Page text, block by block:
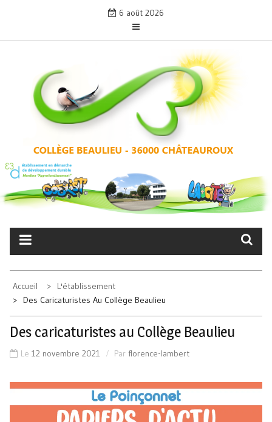
content
6 août 2026
COLLÈGE BEAULIEU –
CHÂTEAUROUX
Accueil
L'établissement
Des Caricaturistes Au Collège Beaulieu
Des caricaturistes au Collège Beaulieu
Le 12 novembre 2021 Par florence-lambert